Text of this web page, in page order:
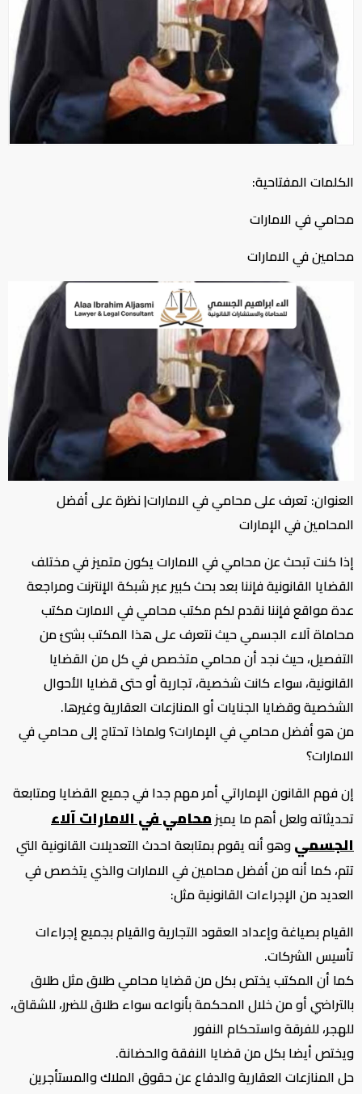
الكلمات المفتاحية:
محامي في الامارات
محامين في الامارات
العنوان: تعرف على محامي في الامارات| نظرة على أفضل
المحامين في الإمارات
إذا كنت تبحث عن محامي في الامارات يكون متميز في مختلف
القضايا القانونية فإننا بعد بحث كبير عبر شبكة الإنترنت ومراجعة
عدة مواقع فإننا نقدم لكم مكتب محامي في الامارت مكتب
محاماة آلاء الجسمي حيث نتعرف على هذا المكتب بشئ من
التفصيل، حيث نجد أن محامي متخصص في كل من القضايا
القانونية، سواء كانت شخصية، تجارية أو حتى قضايا الأحوال
الشخصية وقضايا الجنايات أو المنازعات العقارية وغيرها.
من هو أفضل محامي في الإمارات؟ ولماذا تحتاج إلى محامي في
الامارات؟
إن فهم القانون الإماراتي أمر مهم جدا في جميع القضايا ومتابعة
تحديثاته ولعل أهم ما يميزمحامي في الامارات آلاء
الجسميوهو أنه يقوم بمتابعة احدث التعديلات القانونية التي
تتم، كما أنه من أفضل محامين في الامارات والذي يتخصص في
العديد من الإجراءات القانونية مثل:
القيام بصياغة وإعداد العقود التجارية والقيام بجميع إجراءات
تأسيس الشركات.
كما أن المكتب يختص بكل من قضايا محامي طلاق مثل طلاق
بالتراضي أو من خلال المحكمة بأنواعه سواء طلاق للضرر، للشقاق،
للهجر، للفرقة واستحكام النفور
ويختص أيضا بكل من قضايا النفقة والحضانة.
حل المنازعات العقارية والدفاع عن حقوق الملاك والمستأجرين